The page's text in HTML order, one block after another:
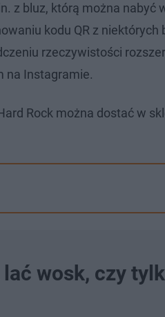
z bluz, którą można nabyć
kodu QR z niektórych
rzeczywistości
na Instagramie.
Rock można dostać w
wosk, czy